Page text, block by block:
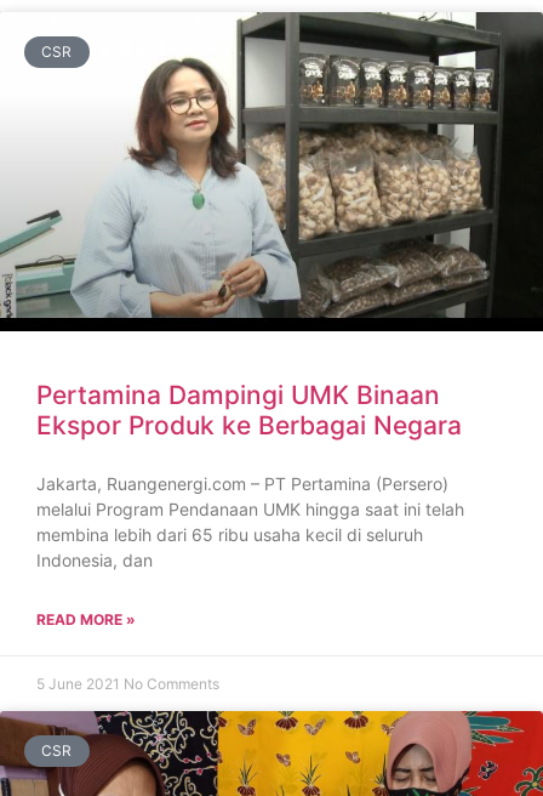
CSR
Pertamina Dampingi UMK Binaan
Ekspor Produk ke Berbagai Negara
Jakarta, Ruangenergi.com – PT Pertamina (Persero)
melalui Program Pendanaan UMK hingga saat ini telah
membina lebih dari 65 ribu usaha kecil di seluruh
Indonesia, dan
READ MORE »
5 June 2021 No Comments
CSR